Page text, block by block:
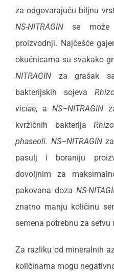
za odgovarajuću biljnu
NS-NITRAGIN se može
proizvodnji. Najčešće
okućnicama su svakako
NITRAGIN za grašak
bakterijskih sojeva
viciae, a NS–NITRAGIN
kvržičnih bakterija
phaseoli. NS–NITRAGINza
pasulj i boraniju
dovoljnim za
pakovana doza NS-
znatno manju količinu
semena potrebnu za
Za razliku od mineralnih
količinama mogu